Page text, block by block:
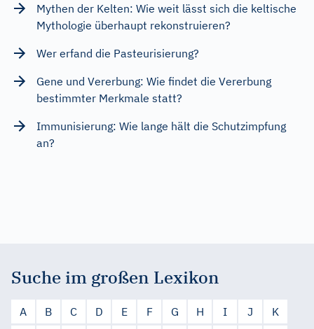
Mythen der Kelten: Wie weit lässt sich die keltische
Mythologie überhaupt rekonstruieren?
Wer erfand die Pasteurisierung?
Gene und Vererbung: Wie findet die Vererbung
bestimmter Merkmale statt?
Immunisierung: Wie lange hält die Schutzimpfung
an?
Suche im großen Lexikon
A B C D E F G H I J
K